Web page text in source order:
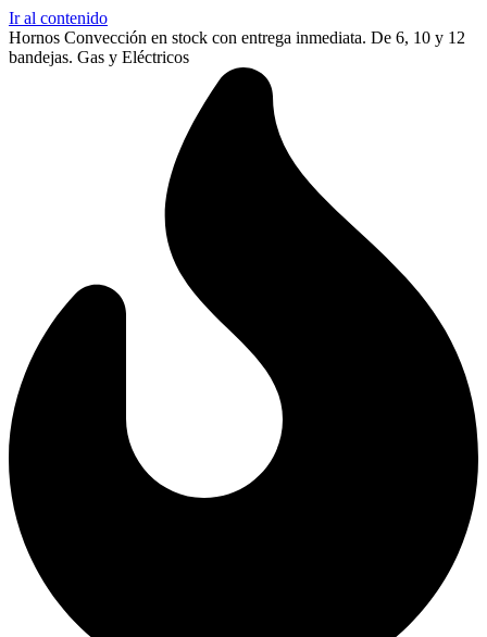
Ir al contenido
Hornos Convección en stock con entrega inmediata. De 6, 10 y 12
bandejas. Gas y Eléctricos